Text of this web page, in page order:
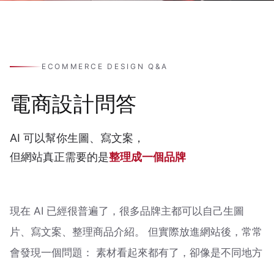
ECOMMERCE DESIGN Q&A
電商設計問答
AI 可以幫你生圖、寫文案，
但網站真正需要的是整理成一個品牌
現在 AI 已經很普遍了，很多品牌主都可以自己生圖
片、寫文案、整理商品介紹。 但實際放進網站後，常常
會發現一個問題： 素材看起來都有了，卻像是不同地方